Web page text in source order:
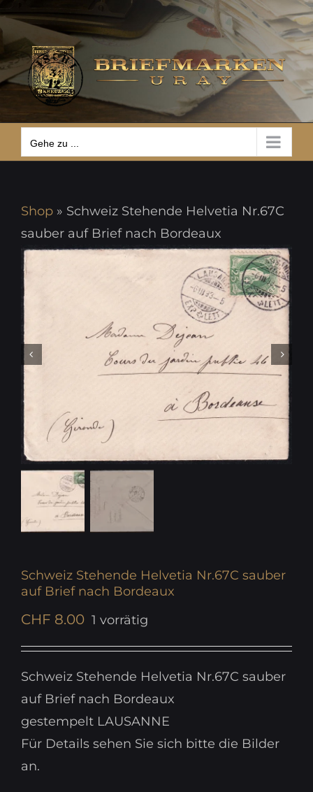
Zum
Inhalt
springen
Gehe zu ...
Gehe zu ...
Shop » Schweiz Stehende Helvetia Nr.67C
sauber auf Brief nach Bordeaux
Schweiz Stehende Helvetia Nr.67C sauber
auf Brief nach Bordeaux
CHF 8.00 1 vorrätig
Schweiz Stehende Helvetia Nr.67C sauber
auf Brief nach Bordeaux
gestempelt LAUSANNE
Für Details sehen Sie sich bitte die Bilder
an.